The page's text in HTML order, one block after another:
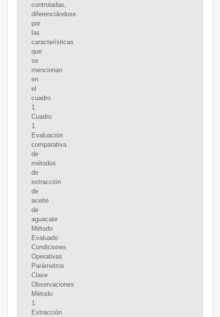
controladas,
diferenciándose
por
las
características
que
se
mencionan
en
el
cuadro
1.
Cuadro
1.
Evaluación
comparativa
de
métodos
de
extracción
de
aceite
de
aguacate
Método
Evaluado
Condiciones
Operativas
Parámetros
Clave
Observaciones
Método
1:
Extracción